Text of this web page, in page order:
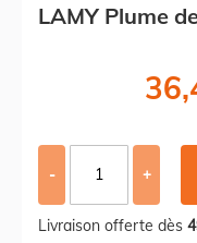
LAMY Plume
- +
Livraison offerte dès